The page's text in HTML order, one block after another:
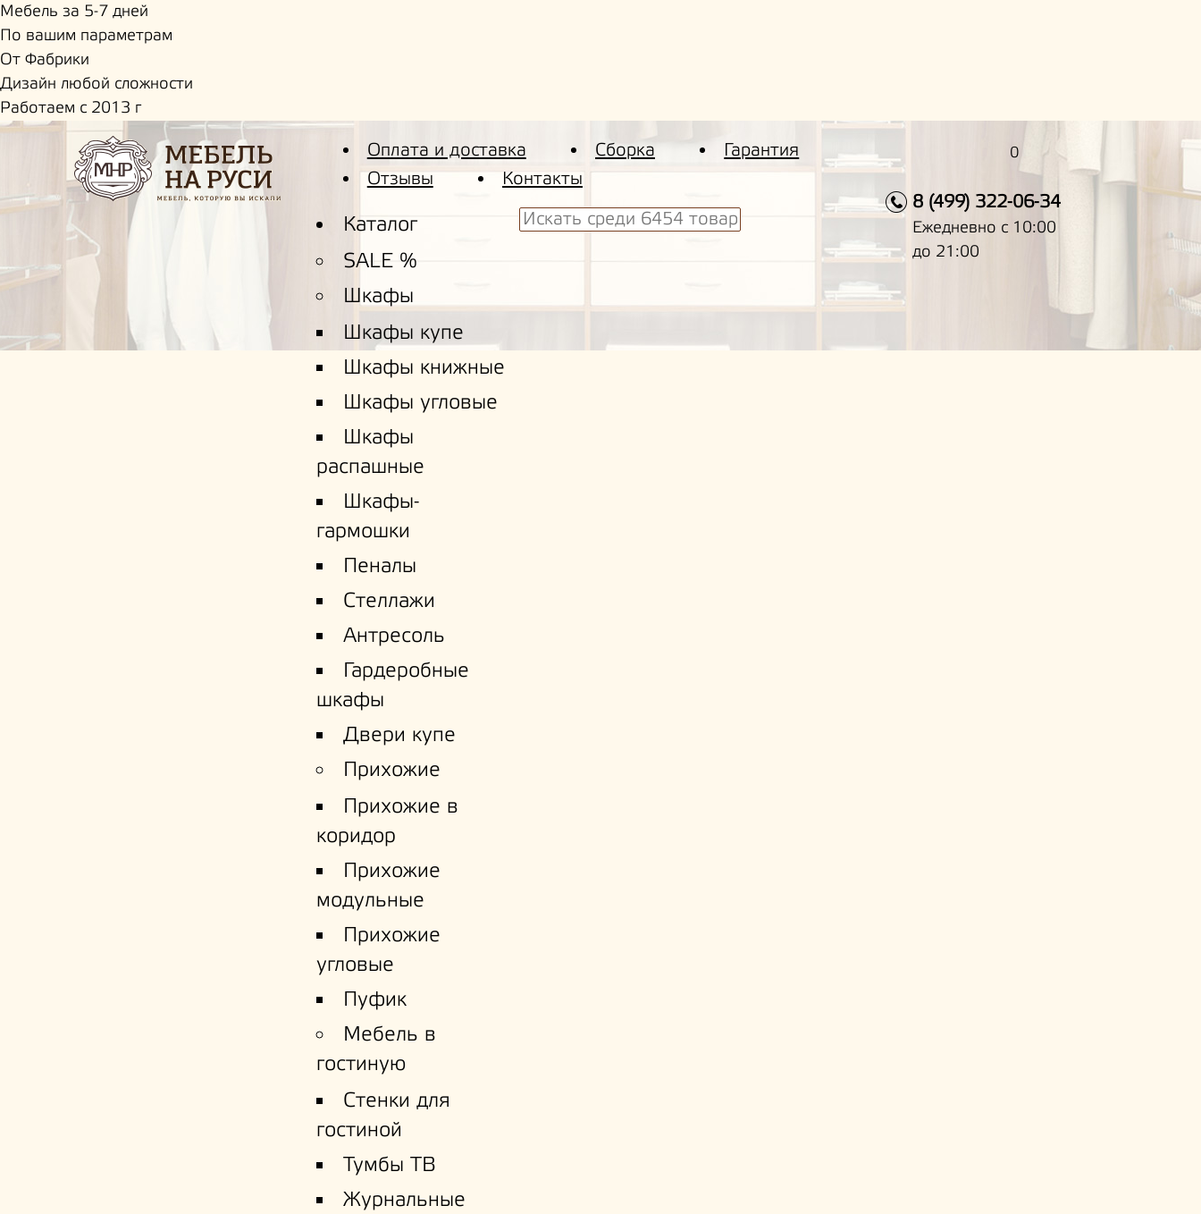
Мебель за 5-7 дней
По вашим параметрам
От Фабрики
Дизайн любой сложности
Работаем с 2013 г
Оплата и доставка Сборка
Гарантия
Отзывы
Контакты
Каталог
SALE %
Шкафы
Шкафы купе
Шкафы книжные
Шкафы угловые
Шкафы
распашные
Шкафы-
гармошки
Пеналы
Стеллажи
Антресоль
Гардеробные
шкафы
Двери купе
Прихожие
Прихожие в
коридор
Прихожие
модульные
Прихожие
угловые
Пуфик
Мебель в
гостиную
Стенки для
гостиной
Тумбы ТВ
Журнальные
0
8 (499) 322-06-34
Ежедневно с 10:00
до 21:00